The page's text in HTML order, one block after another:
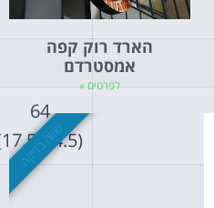
64
(17.5/14.5)
הארד רוק קפה
אמסטרדם
לפרטים »
שווה בדיקה